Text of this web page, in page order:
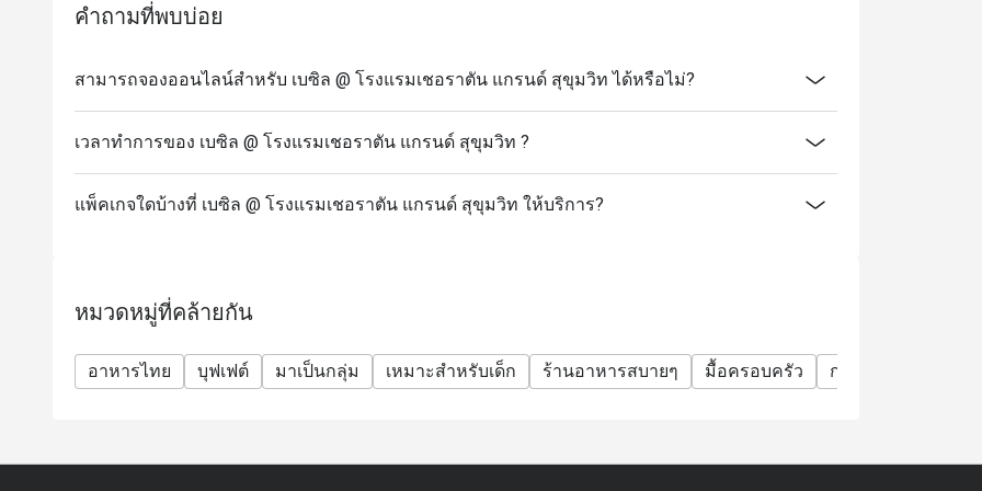
คำถามที่พบบ่อย
สามารถจองออนไลน์สำหรับ เบซิล @ โรงแรมเชอราตัน แกรนด์ สุขุมวิท ได้หรือไม่?
เวลาทำการของ เบซิล @ โรงแรมเชอราตัน แกรนด์ สุขุมวิท ?
แพ็คเกจใดบ้างที่ เบซิล @ โรงแรมเชอราตัน แกรนด์ สุขุมวิท ให้บริการ?
หมวดหมู่ที่คล้ายกัน
อาหารไทย บุฟเฟต์ มาเป็นกลุ่ม เหมาะสำหรับเด็ก ร้านอาหารสบายๆ มื้อครอบครัว กลุ่มเพื่อน